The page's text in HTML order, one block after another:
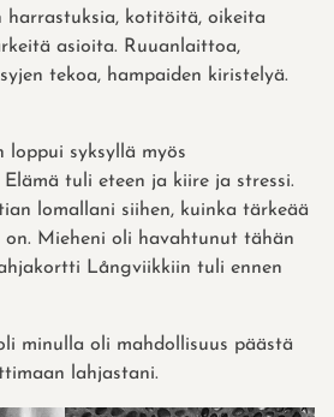
harrastuksia, kotitöitä, oikeita
asioita. Ruuanlaittoa,
tekoa, hampaiden kiristelyä.
loppui syksyllä myös
tuli eteen ja kiire ja stressi.
lomallani siihen, kuinka tärkeää
Mieheni oli havahtunut tähän
Långviikkiin tuli ennen
minulla oli mahdollisuus päästä
lahjastani.